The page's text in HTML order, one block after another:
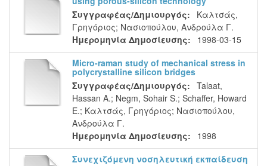
Συγγραφέας/Δημιουργός:
Καλτσάς,
Γρηγόριος; Νασιοπούλου, Ανδρούλα Γ.
Ημερομηνία Δημοσίευσης:
1998-03-15
Micro-raman study of mechanical stress in
polycrystalline silicon bridges
Συγγραφέας/Δημιουργός: Talaat,
Hassan A.; Negm, Sohair S.; Schaffer, Howard
E.; Καλτσάς, Γρηγόριος; Νασιοπούλου,
Ανδρούλα Γ.
Ημερομηνία Δημοσίευσης:
1998
Συνεχιζόμενη νοσηλευτική εκπαίδευση